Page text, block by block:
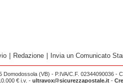
Redazione Invia un Comunicato
(VB) - P.IVA/C.F. 02344090036 -
€ i.v. - ultravox@sicurezzapostale.it-